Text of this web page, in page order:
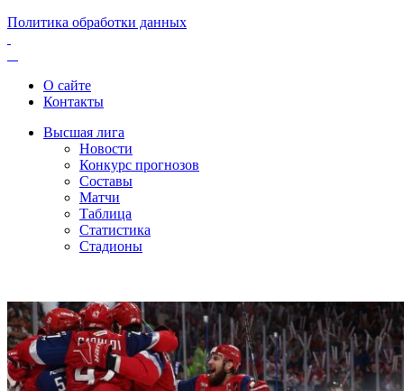
Политика обработки данных
О сайте
Контакты
Высшая лига
Новости
Конкурс прогнозов
Составы
Матчи
Таблица
Статистика
Стадионы